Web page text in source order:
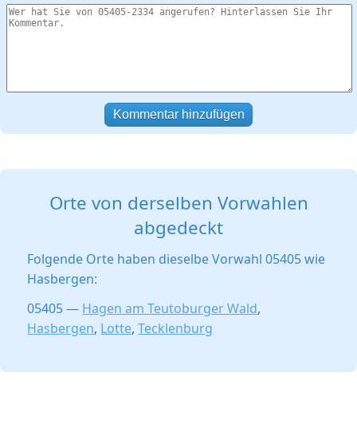
Kommentar hinzufügen
Orte von derselben Vorwahlen
abgedeckt
Folgende Orte haben dieselbe Vorwahl 05405 wie
Hasbergen:
05405 — Hagen am Teutoburger Wald,
Hasbergen, Lotte,Tecklenburg